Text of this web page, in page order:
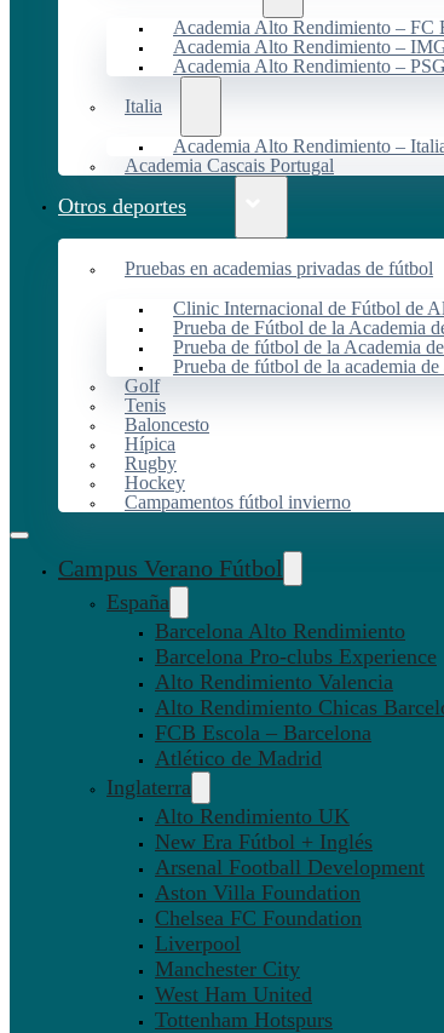
Academia Alto Rendimiento – FC
Academia Alto Rendimiento –
Academia Alto Rendimiento –
Italia
Academia Alto Rendimiento –
Academia Cascais Portugal
Otros deportes
Pruebas en academias privadas de fútbol
Clinic Internacional de Fútbol de
Prueba de Fútbol de la Academia
Prueba de fútbol de la Academia
Prueba de fútbol de la academia
Golf
Tenis
Baloncesto
Hípica
Rugby
Hockey
Campamentos fútbol invierno
Campus Verano Fútbol
España
Barcelona Alto Rendimiento
Barcelona Pro-clubs Experience
Alto Rendimiento Valencia
Alto Rendimiento Chicas
FCB Escola – Barcelona
Atlético de Madrid
Inglaterra
Alto Rendimiento UK
New Era Fútbol + Inglés
Arsenal Football Development
Aston Villa Foundation
Chelsea FC Foundation
Liverpool
Manchester City
West Ham United
Tottenham Hotspurs